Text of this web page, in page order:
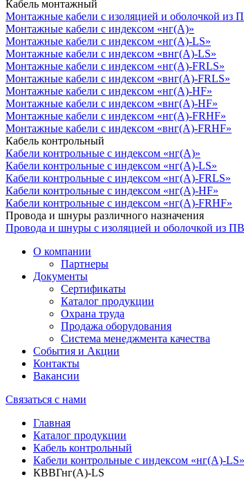
Кабель монтажный
Монтажные кабели с изоляцией и оболочкой из
Монтажные кабели с индексом «нг(А)»
Монтажные кабели с индексом «нг(А)-LS»
Монтажные кабели с индексом «внг(А)-LS»
Монтажные кабели с индексом «нг(А)-FRLS»
Монтажные кабели с индексом «внг(А)-FRLS»
Монтажные кабели с индексом «нг(А)-HF»
Монтажные кабели с индексом «внг(А)-HF»
Монтажные кабели с индексом «нг(А)-FRHF»
Монтажные кабели с индексом «внг(А)-FRHF»
Кабель контрольный
Кабели контрольные с индексом «нг(А)»
Кабели контрольные с индексом «нг(А)-LS»
Кабели контрольные с индексом «нг(А)-FRLS»
Кабели контрольные с индексом «нг(А)-HF»
Кабели контрольные с индексом «нг(А)-FRHF»
Провода и шнуры различного назначения
Провода и шнуры с изоляцией и оболочкой из
О компании
Партнеры
Документы
Сертификаты
Каталог продукции
Охрана труда
Продажа оборудования
Система менеджмента качества
События и Акции
Контакты
Вакансии
Связаться с нами
Главная
Каталог продукции
Кабель контрольный
Кабели контрольные с индексом «нг(А)-LS»
КВВГнг(А)-LS